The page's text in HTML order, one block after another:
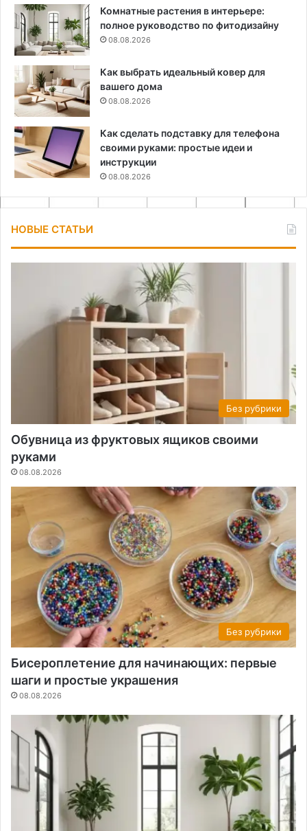
Комнатные растения в интерьере:
полное руководство по фитодизайну
08.08.2026
Как выбрать идеальный ковер для
вашего дома
08.08.2026
Как сделать подставку для телефона
своими руками: простые идеи и
инструкции
08.08.2026
НОВЫЕ СТАТЬИ
Без рубрики
Обувница из фруктовых ящиков своими
руками
08.08.2026
Без рубрики
Бисероплетение для начинающих: первые
шаги и простые украшения
08.08.2026